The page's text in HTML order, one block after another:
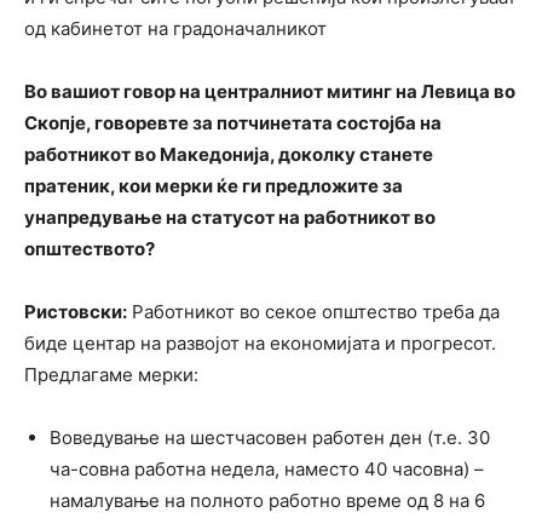
од кабинетот на градоначалникот
Во вашиот говор на централниот митинг на Левица во
Скопје, говоревте за потчинетата состојба на
работникот во Македонија, доколку станете
пратеник, кои мерки ќе ги предложите за
унапредување на статусот на работникот во
општеството?
Ристовски: Работникот во секое општество треба да
биде центар на развојот на економијата и прогресот.
Предлагаме мерки:
Воведување на шестчасовен работен ден (т.е. 30
ча-совна работна недела, наместо 40 часовна) –
намалување на полното работно време од 8 на 6